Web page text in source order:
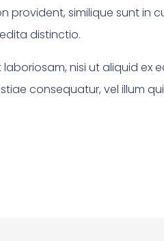
similique sunt in
distinctio.
nisi ut aliquid ex
consequatur, vel illum